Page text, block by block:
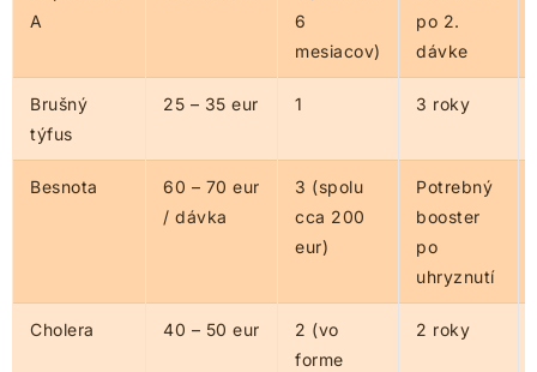
A
6
mesiacov)
po 2.
dávke
Brušný
týfus
25 – 35 eur 1 3 roky
Besnota
60 – 70 eur
/ dávka
3 (spolu
cca 200
eur)
Potrebný
booster
po
uhryznutí
Cholera 40 – 50 eur
2 (vo
forme
2 roky